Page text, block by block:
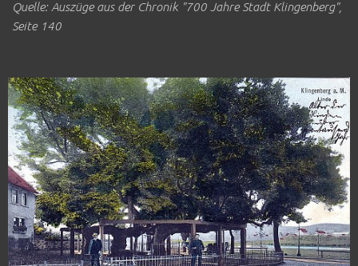
Quelle: Auszüge aus der Chronik "700 Jahre Stadt Klingenberg",
Seite 140